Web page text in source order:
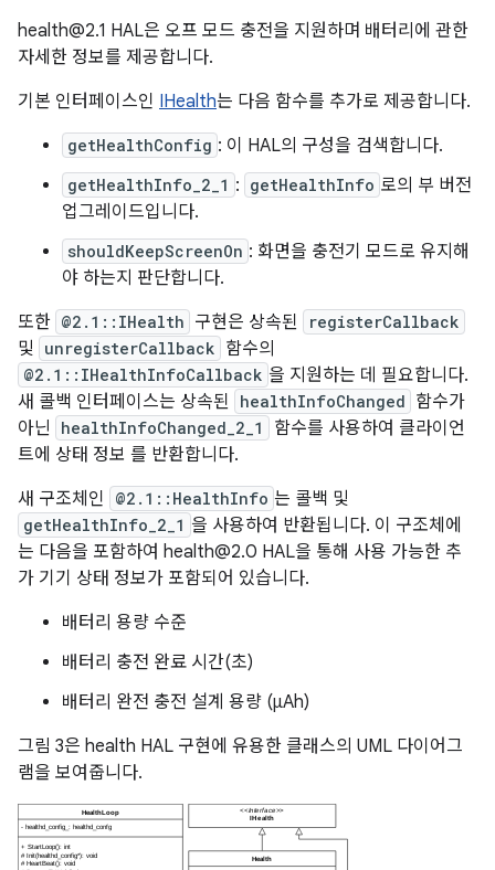
health@2.1 HAL은 오프 모드 충전을 지원하며 배터리에 관한
자세한 정보를 제공합니다.
기본 인터페이스인 IHealth는 다음 함수를 추가로 제공합니다.
getHealthConfig : 이 HAL의 구성을 검색합니다.
getHealthInfo_2_1 : getHealthInfo 로의 부 버전
업그레이드입니다.
shouldKeepScreenOn : 화면을 충전기 모드로 유지해
야 하는지 판단합니다.
또한 @2.1::IHealth 구현은 상속된 registerCallback
및 unregisterCallback 함수의
@2.1::IHealthInfoCallback 을 지원하는 데 필요합니다.
새 콜백 인터페이스는 상속된 healthInfoChanged 함수가
아닌 healthInfoChanged_2_1
함수를 사용하여 클라이언
트에 상태 정보 를 반환합니다.
새 구조체인
@2.1::HealthInfo 는 콜백 및
getHealthInfo_2_1 을 사용하여 반환됩니다. 이 구조체에
는 다음을 포함하여 health@2.0 HAL을 통해 사용 가능한 추
가 기기 상태 정보가 포함되어 있습니다.
배터리 용량 수준
배터리 충전 완료 시간(초)
배터리 완전 충전 설계 용량 (μAh)
그림 3은 health HAL 구현에 유용한 클래스의 UML 다이어그
램을 보여줍니다.